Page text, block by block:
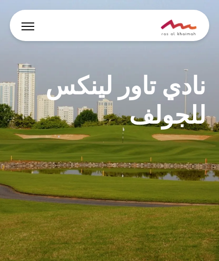
دع الإلهام يقودك
أبرز الفعاليات والأنشطة
خطط لرحلتك
الفعاليات يبحث
نادي تاور لينكس
للجولف